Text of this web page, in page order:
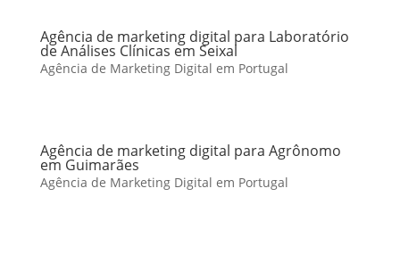
Agência de marketing digital para Laboratório
de Análises Clínicas em Seixal
Agência de Marketing Digital em Portugal
Agência de marketing digital para Agrônomo
em Guimarães
Agência de Marketing Digital em Portugal